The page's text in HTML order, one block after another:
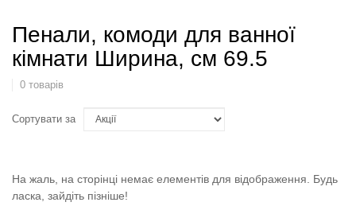
Пенали, комоди для ванної
кімнати Ширина, см 69.5
0 товарів
Сортувати за
На жаль, на сторінці немає елементів для відображення. Будь
ласка, зайдіть пізніше!